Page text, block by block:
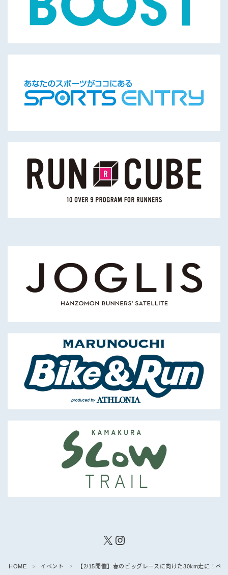
X Instagram
HOME ＞ イベント ＞ 【2/15開催】春のビッグレースに向けた30km走に！ペ